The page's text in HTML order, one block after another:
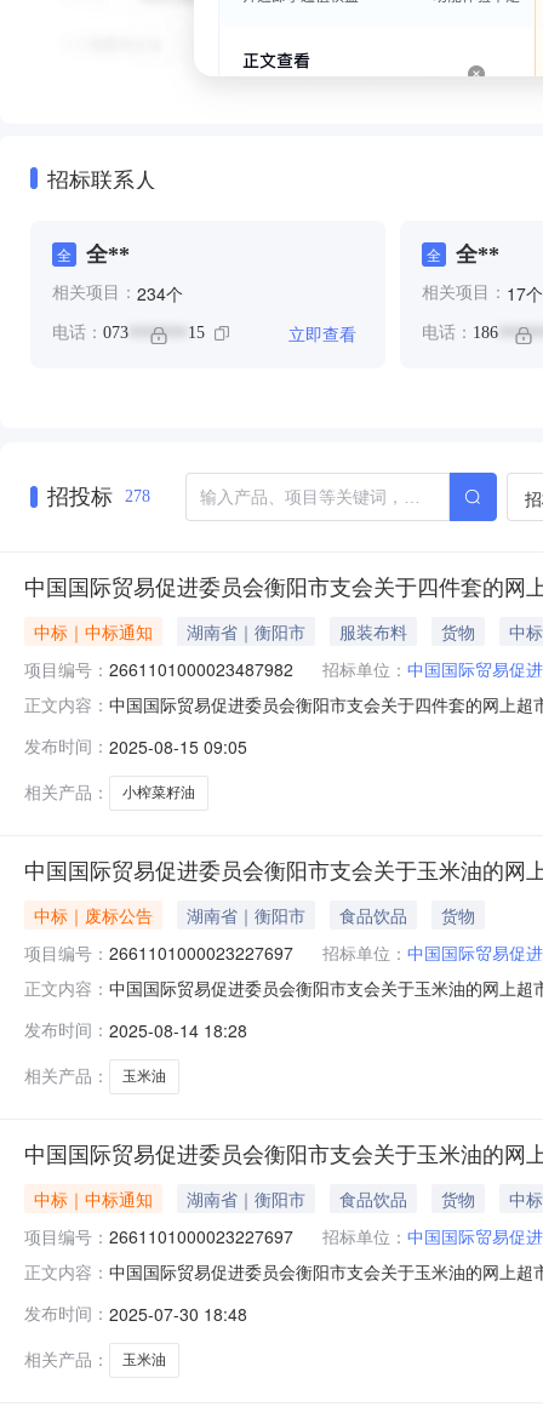
招标联系人
全 全**
相关项目： 234个
电话： 073 ******* 15 立即查看
全 全**
相关项目： 17个
电话： 186
招投标 278
中国国际贸易促进委员会衡阳市支会关于四件套的网
中标｜中标通知 湖南省｜衡阳市 服装布料 货物
中
项目编号： 2661101000023487982 招标单位： 中国国际贸易促
正文内容： 中国国际贸易促进委员会衡阳市支会关于四件套的网上
目所在行政区划名称:衡阳市本级报价起止时间:-二、采
发布时间： 2025-08-15 09:05
相关产品：
小榨菜籽油
中国国际贸易促进委员会衡阳市支会关于玉米油的网
中标｜废标公告 湖南省｜衡阳市 食品饮品
货物
项目编号： 2661101000023227697 招标单位： 中国国际贸易促
正文内容： 中国国际贸易促进委员会衡阳市支会关于玉米油的网上
型:采购人原因补充说明:按财政要求，只能按照300元/人
促会联系人：联系电话：
发布时间： 2025-08-14 18:28
相关产品：
玉米油
中国国际贸易促进委员会衡阳市支会关于玉米油的网
中标｜中标通知 湖南省｜衡阳市 食品饮品 货物
中
项目编号： 2661101000023227697 招标单位： 中国国际贸易促
正文内容： 中国国际贸易促进委员会衡阳市支会关于玉米油的网上
目所在行政区划名称:衡阳市本级报价起止时间:-二、采
发布时间： 2025-07-30 18:48
相关产品：
玉米油